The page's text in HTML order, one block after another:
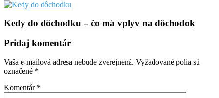
Kedy do dôchodku – čo má vplyv na dôchodok
Pridaj komentár
Vaša e-mailová adresa nebude zverejnená. Vyžadované polia sú
označené *
Komentár *